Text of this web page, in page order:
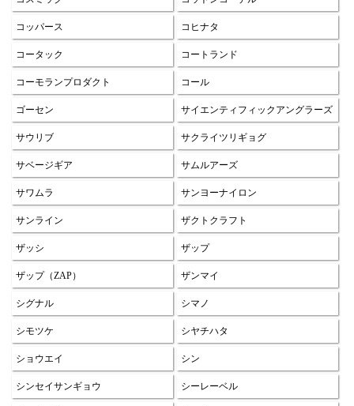
コッパース コヒナタ
コータック コートランド
コーモランプロダクト コール
ゴーセン サイエンティフィックアングラーズ
サウリブ サクライツリギョグ
サベージギア サムルアーズ
サワムラ サンヨーナイロン
サンライン ザクトクラフト
ザッシ ザップ
ザップ（ZAP） ザンマイ
シグナル シマノ
シモツケ シヤチハタ
ショウエイ シン
シンセイサンギョウ シーレーベル